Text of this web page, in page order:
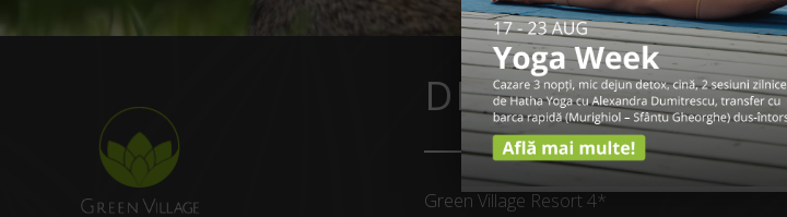
DESPRE NOI
Green Village Resort 4*